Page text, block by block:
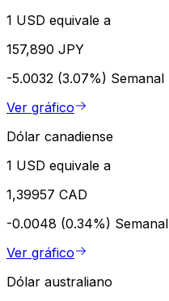
1 USD equivale a
157,890 JPY
-5.0032 (3.07%) Semanal
Ver gráfico
Dólar canadiense
1 USD equivale a
1,39957 CAD
-0.0048 (0.34%) Semanal
Ver gráfico
Dólar australiano